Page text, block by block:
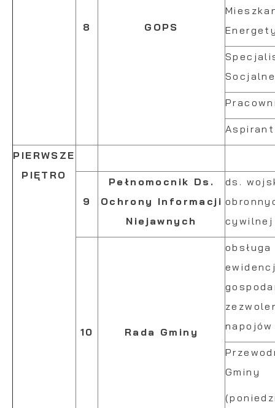
8 GOPS
PIERWSZE
PIĘTRO
9
Pełnomocnik Ds.
Ochrony Informacji
Niejawnych
ds.
cywilnej
10 Rada Gminy
Gminy